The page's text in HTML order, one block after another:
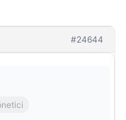
#24644